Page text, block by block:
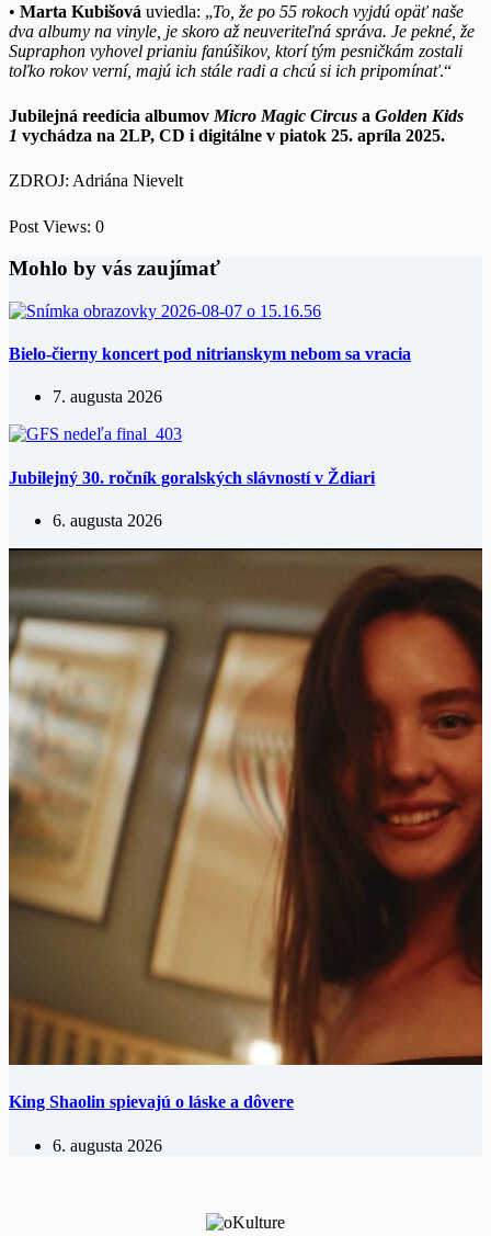
• Marta Kubišová uviedla: „To, že po 55 rokoch vyjdú opäť naše
dva albumy na vinyle, je skoro až neuveriteľná správa. Je pekné, že
Supraphon vyhovel prianiu fanúšikov, ktorí tým pesničkám zostali
toľko rokov verní, majú ich stále radi a chcú si ich pripomínať.“
Jubilejná reedícia albumov Micro Magic Circus a Golden Kids
1 vychádza na 2LP, CD i digitálne v piatok 25. apríla 2025.
ZDROJ: Adriána Nievelt
Post Views: 0
Mohlo by vás zaujímať
Bielo-čierny koncert pod nitrianskym nebom sa vracia
7. augusta 2026
Jubilejný 30. ročník goralských slávností v Ždiari
6. augusta 2026
King Shaolin spievajú o láske a dôvere
6. augusta 2026